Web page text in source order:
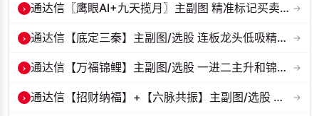
› 通达信〖鹰眼AI+九天揽月〗主副图 精准标记买卖拐点 九维因子共振过滤杂... →
› 通达信【底定三秦】主副图/选股 连板龙头低吸精准量化 出票少而精 五年... →
› 通达信【万福锦鲤】主副图/选股 一进二主升和锦鲤回调两种模式 源码 →
› 通达信【招财纳福】+【六脉共振】主副图/选股 自用经历实战的指标 抓强... →